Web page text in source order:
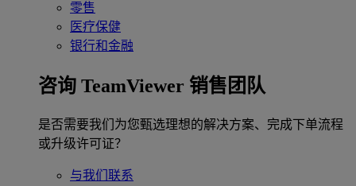
零售
医疗保健
银行和金融
咨询 TeamViewer 销售团队
是否需要我们为您甄选理想的解决方案、完成下单流程
或升级许可证？
与我们联系